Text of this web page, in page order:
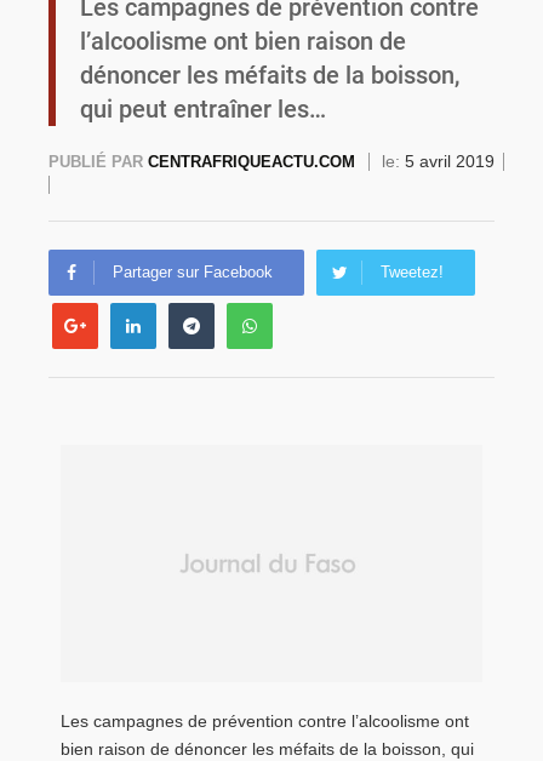
Les campagnes de prévention contre
l’alcoolisme ont bien raison de
dénoncer les méfaits de la boisson,
qui peut entraîner les…
PUBLIÉ PAR CENTRAFRIQUEACTU.COM le: 5 avril 2019
Partager sur Facebook Tweetez!
Les campagnes de prévention contre l’alcoolisme ont
bien raison de dénoncer les méfaits de la boisson, qui